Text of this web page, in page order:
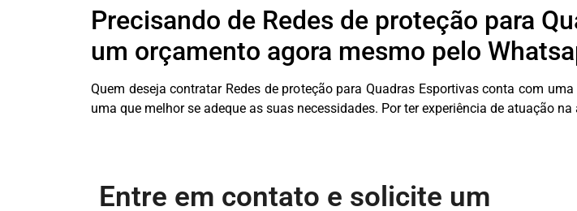
Precisando de Redes de proteção para
um orçamento agora mesmo pelo
Quem deseja contratar Redes de proteção para Quadras Esportivas conta com
uma que melhor se adeque as suas necessidades. Por ter experiência de atuação
Entre em contato e solicite um